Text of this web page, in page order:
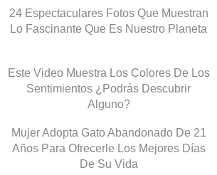
24 Espectaculares Fotos Que Muestran
Lo Fascinante Que Es Nuestro Planeta
Este Video Muestra Los Colores De Los
Sentimientos ¿Podrás Descubrir
Alguno?
Mujer Adopta Gato Abandonado De 21
Años Para Ofrecerle Los Mejores Días
De Su Vida